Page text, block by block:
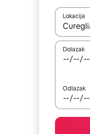
Lokacija
Kada
Dolazak
Odlazak